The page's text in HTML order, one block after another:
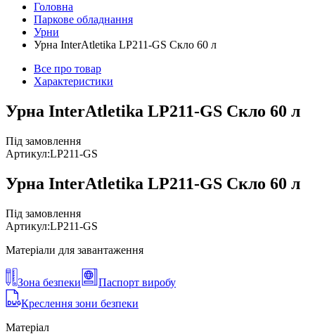
Головна
Паркове обладнання
Урни
Урна InterAtletika LP211-GS Скло 60 л
Все про товар
Характеристики
Урна InterAtletika LP211-GS Скло 60 л
Під замовлення
Артикул:LP211-GS
Урна InterAtletika LP211-GS Скло 60 л
Під замовлення
Артикул:LP211-GS
Матеріали для завантаження
Зона безпеки
Паспорт виробу
Креслення зони безпеки
Матеріал